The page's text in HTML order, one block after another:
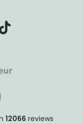
tiktok
12066 reviews